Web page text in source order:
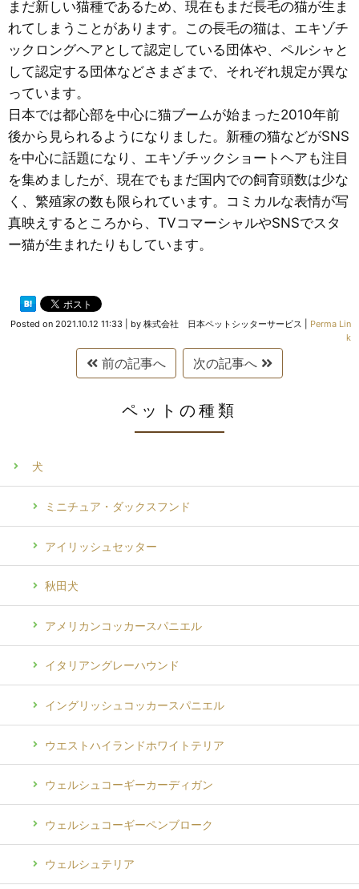
まだ新しい猫種であるため、現在もまだ長毛の猫が生ま
れてしまうことがあります。この長毛の猫は、エキゾチ
ックロングヘアとして認定している団体や、ペルシャと
して認定する団体などさまざまで、それぞれ規定が異な
っています。
日本では都心部を中心に猫ブームが始まった2010年前
後から見られるようになりました。新種の猫などがSNS
を中心に話題になり、エキゾチックショートヘアも注目
を集めましたが、現在でもまだ国内での飼育頭数は少な
く、繁殖家の数も限られています。コミカルな表情が写
真映えするところから、TVコマーシャルやSNSでスタ
ー猫が生まれたりもしています。
Posted on 2021.10.12 11:33 by 株式会社 日本ペットシッターサービス
Perma Lin
k
前の記事へ 次の記事へ
ペットの種類
犬
ミニチュア・ダックスフンド
アイリッシュセッター
秋田犬
アメリカンコッカースパニエル
イタリアングレーハウンド
イングリッシュコッカースパニエル
ウエストハイランドホワイトテリア
ウェルシュコーギーカーディガン
ウェルシュコーギーペンブローク
ウェルシュテリア